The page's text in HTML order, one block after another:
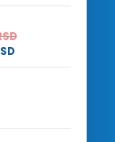
2,832.00 RSD
Raspon
od
Raspon
cena:
2,832.00 RSD